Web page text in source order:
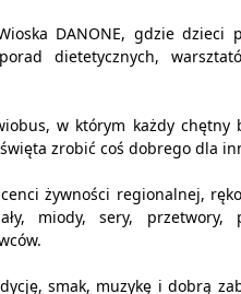
DANONE, gdzie
dietetycznych,
w którym każdy chętny
zrobić coś dobrego dla
żywności regionalnej,
miody, sery,
smak, muzykę i dobrą